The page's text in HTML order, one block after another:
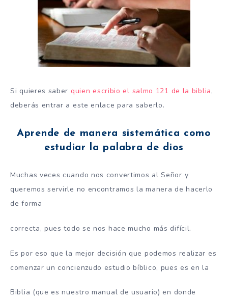
Si quieres saber quien escribio el salmo 121 de la biblia,
deberás entrar a este enlace para saberlo.
Aprende de manera sistemática como
estudiar la palabra de dios
Muchas veces cuando nos convertimos al Señor y
queremos servirle no encontramos la manera de hacerlo
de forma
correcta, pues todo se nos hace mucho más difícil.
Es por eso que la mejor decisión que podemos realizar es
comenzar un concienzudo estudio bíblico, pues es en la
Biblia (que es nuestro manual de usuario) en donde